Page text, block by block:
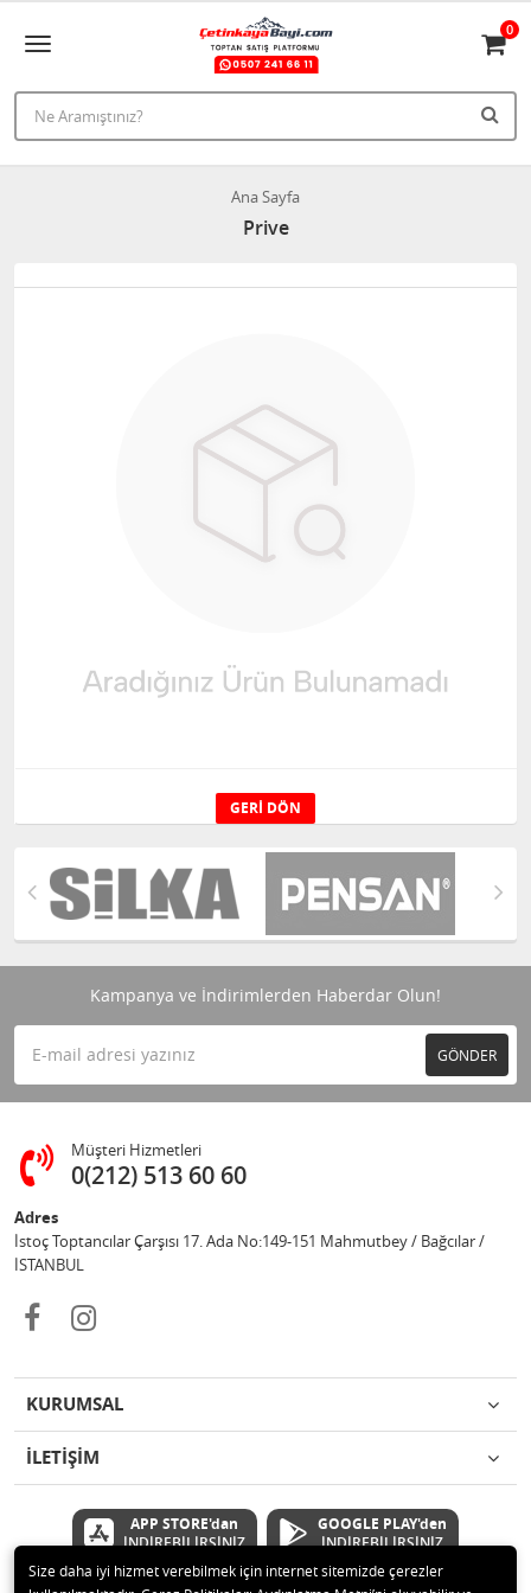
0
Ana Sayfa
Prive
GERI DÖN
Kampanya ve İndirimlerden Haberdar Olun!
GÖNDER
Müşteri Hizmetleri
0(212) 513 60 60
Adres
İstoç Toptancılar Çarşısı 17. Ada No:149-151 Mahmutbey / Bağcılar /
İSTANBUL
KURUMSAL
İLETİŞİM
APP STORE'dan
İNDİREBİLİRSİNİZ
GOOGLE PLAY'den
İNDİREBİLİRSİNİZ
Size daha iyi hizmet verebilmek için internet sitemizde çerezler